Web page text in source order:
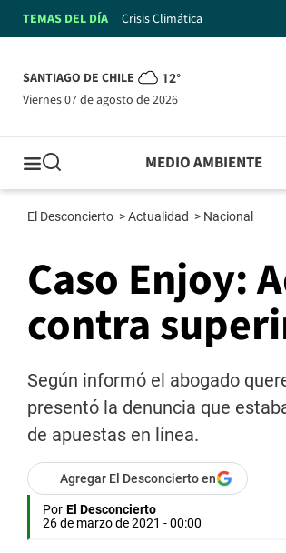
TEMAS DEL DÍA Crisis Climática
SANTIAGO DE CHILE 12°
viernes 07 de agosto de 2026
MEDIO AMBIENTE
El Desconcierto >Actualidad > Nacional
Caso Enjoy:
contra
Según informó el abogado
presentó la denuncia que
de apuestas en línea.
Agregar El Desconcierto en
Por El Desconcierto
26 de marzo de 2021 - 00:00